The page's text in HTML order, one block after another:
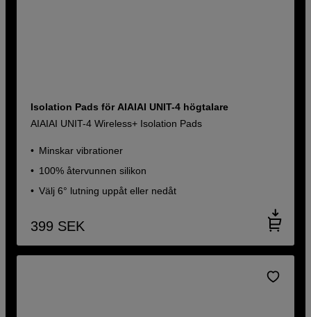
Isolation Pads för AIAIAI UNIT-4 högtalare
AIAIAI UNIT-4 Wireless+ Isolation Pads
Minskar vibrationer
100% återvunnen silikon
Välj 6° lutning uppåt eller nedåt
399 SEK